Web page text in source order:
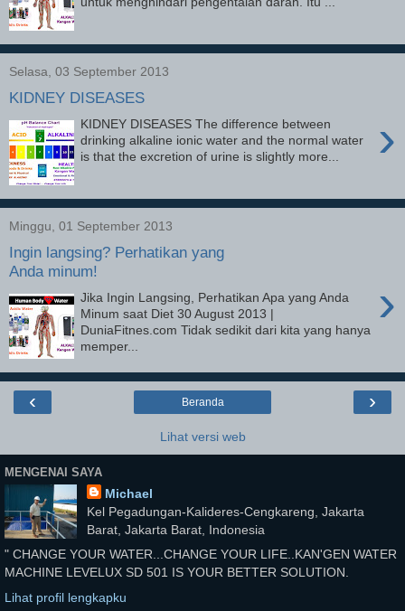
Selasa, 03 September 2013
KIDNEY DISEASES
›
KIDNEY DISEASES The difference between
drinking alkaline ionic water and the normal water
is that the excretion of urine is slightly more...
Minggu, 01 September 2013
Ingin langsing? Perhatikan yang
Anda minum!
›
Jika Ingin Langsing, Perhatikan Apa yang Anda
Minum saat Diet 30 August 2013 |
DuniaFitnes.com Tidak sedikit dari kita yang hanya
memper...
‹ ›
Beranda
Lihat versi web
MENGENAI SAYA
Michael
Kel Pegadungan-Kalideres-Cengkareng, Jakarta
Barat, Jakarta Barat, Indonesia
" CHANGE YOUR WATER...CHANGE YOUR LIFE..KAN'GEN WATER
MACHINE LEVELUX SD 501 IS YOUR BETTER SOLUTION.
Lihat profil lengkapku